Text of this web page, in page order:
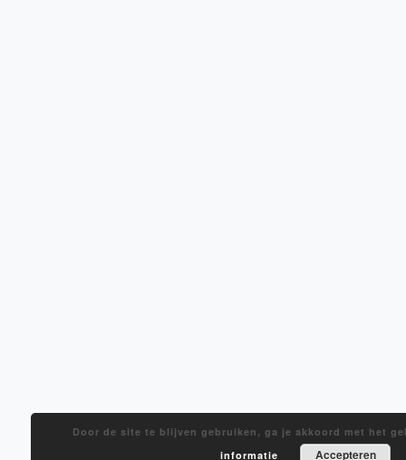
Door de site te blijven gebruiken, ga je akkoord met het
informatie
Accepteren